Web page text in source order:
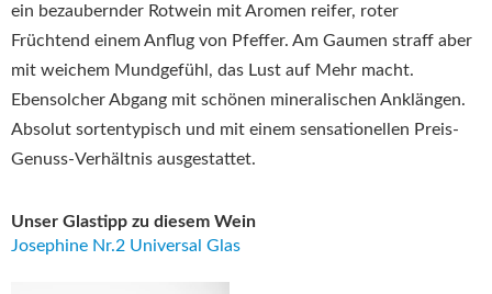
ein bezaubernder Rotwein mit Aromen reifer, roter
Früchtend einem Anflug von Pfeffer. Am Gaumen straff aber
mit weichem Mundgefühl, das Lust auf Mehr macht.
Ebensolcher Abgang mit schönen mineralischen Anklängen.
Absolut sortentypisch und mit einem sensationellen Preis-
Genuss-Verhältnis ausgestattet.
Unser Glastipp zu diesem Wein
Josephine Nr.2 Universal Glas